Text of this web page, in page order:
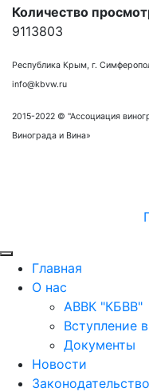
Количество
9113803
Республика Крым, г.
info@kbvw.ru
2015-2022 © "Ассоциация
Винограда и Вина»
Главная
О нас
АВВК "КБВВ"
Вступление
Документы
Новости
Законодательство